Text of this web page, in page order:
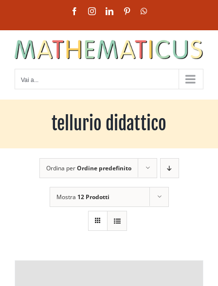
contenuto
FacebookInstagramLinkedInPinterest
Vai a...
tellurio didattico
Ordina perOrdine predefinito
Mostra 12 Prodotti